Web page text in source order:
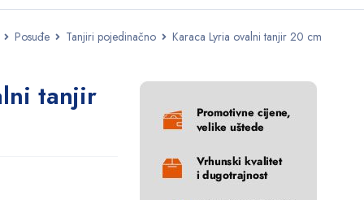
Posuđe Tanjiri pojedinačno Karaca Lyria ovalni tanjir 20 cm
tanjir